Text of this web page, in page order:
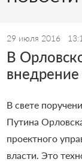
29 июля 2016
В
В свете
Путина
проектного
власти. Это